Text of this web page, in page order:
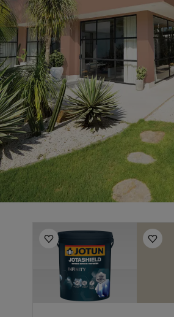
Soulful Spaces - Jotun မှ နောက်ဆုံးထွက်ရှိ